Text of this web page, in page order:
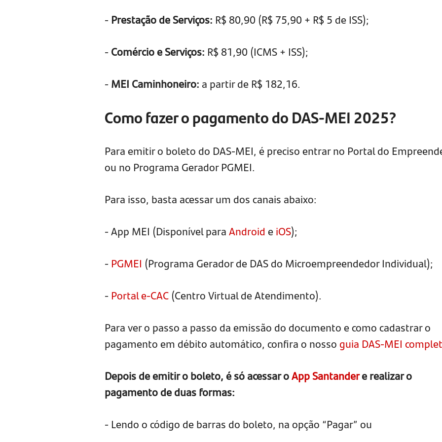
- Prestação de Serviços: R$ 80,90 (R$ 75,90 + R$ 5 de ISS);
-Comércio e Serviços: R$ 81,90 (ICMS + ISS);
-MEI Caminhoneiro: a partir de R$ 182,16.
Como fazer o pagamento do DAS-MEI 2025?
Para emitir o boleto do DAS-MEI, é preciso entrar no Portal do
ou no Programa Gerador PGMEI.
Para isso, basta acessar um dos canais abaixo:
- App MEI (Disponível paraAndroideiOS);
- PGMEI (Programa Gerador de DAS do Microempreendedor Individual);
- Portal e-CAC (Centro Virtual de Atendimento).
Para ver o passo a passo da emissão do documento e como cadastrar o
pagamento em débito automático, confira o nosso guia DAS-MEI
Depois de emitir o boleto, é só acessar oApp Santandere realizar o
pagamento de duas formas:
- Lendo o código de barras do boleto, na opção “Pagar” ou